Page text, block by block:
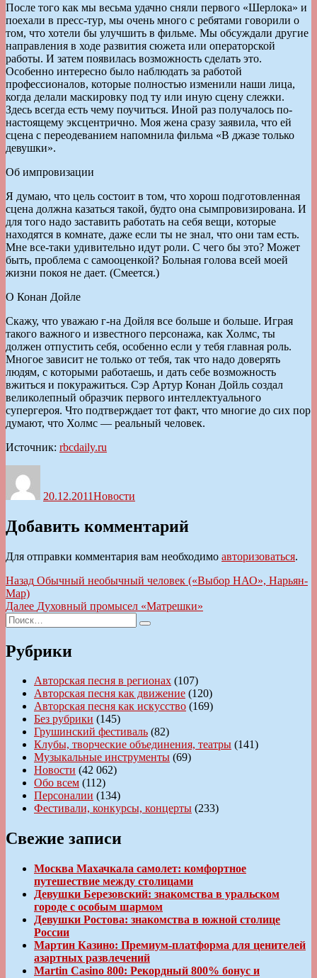
После того как мы весьма удачно сняли первого «Шерлока» и
поехали в пресс-тур, мы очень много с ребятами говорили о
том, что хотели бы улучшить в фильме. Мы обсуж­дали другие
направления в ходе развития сюжета или операторской
работы. И затем появилась возможность сделать это.
Особенно интерес­но было наблюдать за работой
профессионалов, которые полностью изменили наши лица,
когда делали маскировку под ту или иную сцену слежки.
Здесь всегда есть чему поучиться. Иной раз получалось по-
настоящему эксцентрично. Моя жена сразу заявила, что ей
сцена с переодеванием напомнила фильма «В джазе только
девушки».
Об импровизации
Я думаю, что цель состоит в том, что хорош подготовленная
сцена должна казаться такой, будто она сымпровизирована. И
для того надо заставить работать на себя вещи, которые
находятся в комнате, даже если ты не знал, что они там есть.
Мне все-таки удивительно идут роли. С чего бы это? Может
быть, проблема с самооценкой? Больная голова всей моей
жизни покоя не дает. (Смеется.)
О Конан Дойле
Скажу, что уважаю г-на Дойля все больше и больше. Играя
такого важного и известного персонажа, как Холмс, ты
должен отпустить себя, особенно если у тебя главная роль.
Многое зависит не только от тебя, так что надо доверять
людям, с которыми работаешь, и дать себе возможность
вжиться и покуражиться. Сэр Артур Конан Дойль создал
великолепный образчик первого интеллектуального
супергероя. Что подтверждает тот факт, что многие до сих пор
думают, что Холмс — реальный человек.
Источник: rbcdaily.ru
20.12.2011Новости
Добавить комментарий
Для отправки комментария вам необходимо авторизоваться.
Навигация
по
записям
Назад Предыдущая
Обычный необычный человек («Выбор НАО», Нарьян-
Мар)
Далее Следующая
Духовный промысел «Матрешки»
Искать:
Поиск
Рубрики
Авторская песня в регионах (107)
Авторская песня как движение (120)
Авторская песня как искусство (169)
Без рубрики (145)
Грушинский фестиваль (82)
Клубы, творческие объединения, театры (141)
Музыкальные инструменты (69)
Новости (42 062)
Обо всем (112)
Персоналии (134)
Фестивали, конкурсы, концерты (233)
Свежие записи
Москва Махачкала самолет: комфортное
путешествие между столицами
Девушки Березовский: знакомства в уральском
городе с особым шармом
Девушки Ростова: знакомства в южной столице
России
Мартин Казино: Премиум-платформа для ценителей
азартных развлечений
Martin Casino 800: Рекордный 800% бонус и